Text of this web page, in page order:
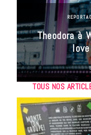
Theodora à
TOUS NOS